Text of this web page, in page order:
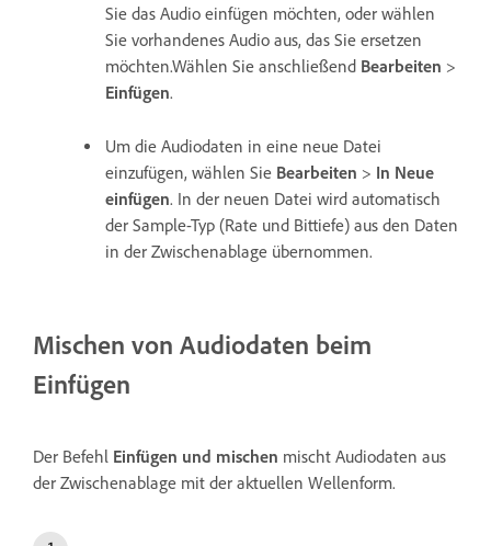
Sie das Audio einfügen möchten, oder wählen
Sie vorhandenes Audio aus, das Sie ersetzen
möchten.Wählen Sie anschließend Bearbeiten >
Einfügen.
Um die Audiodaten in eine neue Datei
einzufügen, wählen Sie Bearbeiten > In Neue
einfügen. In der neuen Datei wird automatisch
der Sample-Typ (Rate und Bittiefe) aus den Daten
in der Zwischenablage übernommen.
Mischen von Audiodaten beim
Einfügen
Der Befehl Einfügen und mischen mischt Audiodaten aus
der Zwischenablage mit der aktuellen Wellenform.